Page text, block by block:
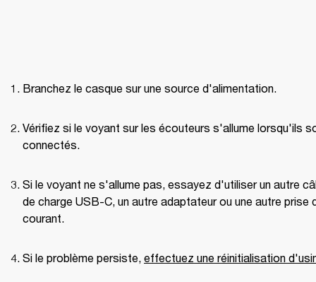
Branchez le casque sur une source d'alimentation.
Vérifiez si le voyant sur les écouteurs s'allume lorsqu'ils
connectés.
Si le voyant ne s'allume pas, essayez d'utiliser un autre
de charge USB-C, un autre adaptateur ou une autre prise
courant.
Si le problème persiste, effectuez une réinitialisation